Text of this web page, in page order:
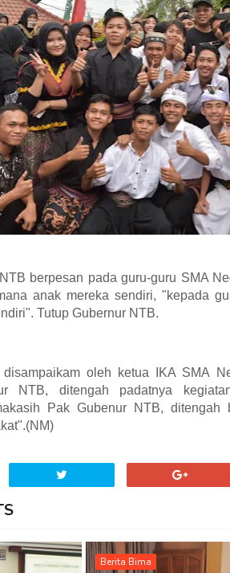
berpesan pada guru-guru SMA
anak mereka sendiri, "kepada
Tutup Gubernur NTB.
disampaikam oleh ketua IKA SMA
NTB, ditengah padatnya
Pak Gubenur NTB,
Berita Bima